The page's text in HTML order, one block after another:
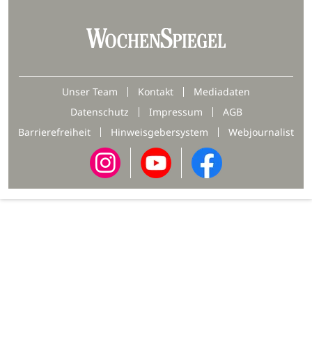
Unser Team Kontakt
Mediadaten
Datenschutz
Impressum
AGB
Barrierefreiheit
Hinweisgebersystem Webjournalist